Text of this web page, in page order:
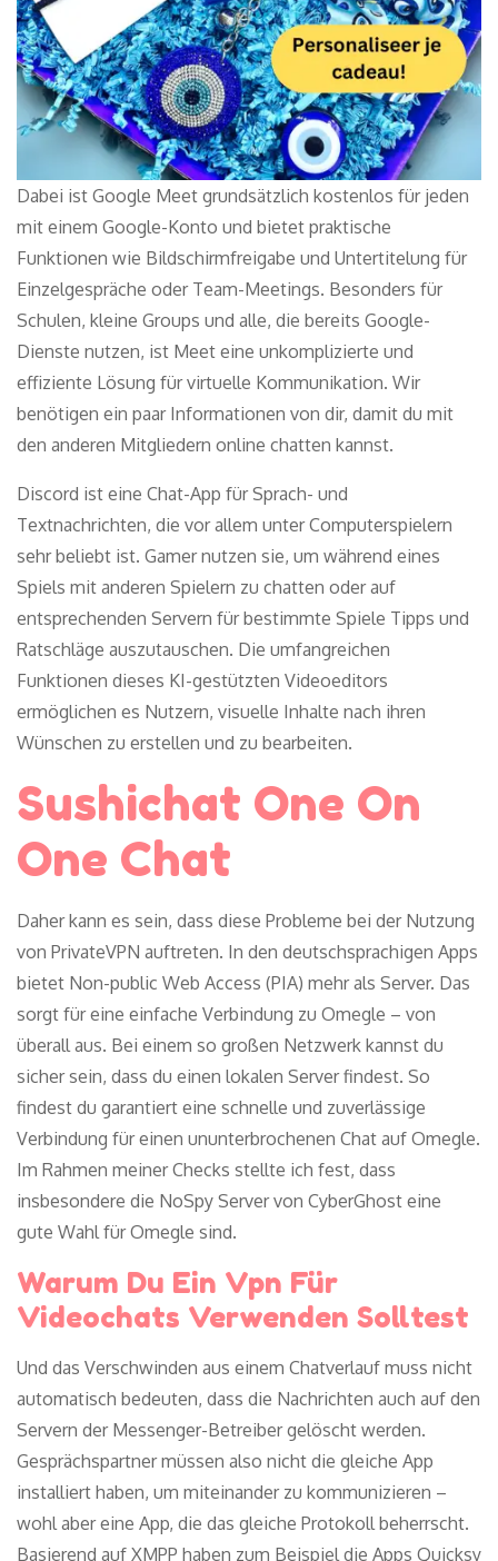
Dabei ist Google Meet grundsätzlich kostenlos für jeden
mit einem Google-Konto und bietet praktische
Funktionen wie Bildschirmfreigabe und Untertitelung für
Einzelgespräche oder Team-Meetings. Besonders für
Schulen, kleine Groups und alle, die bereits Google-
Dienste nutzen, ist Meet eine unkomplizierte und
effiziente Lösung für virtuelle Kommunikation. Wir
benötigen ein paar Informationen von dir, damit du mit
den anderen Mitgliedern online chatten kannst.
Discord ist eine Chat-App für Sprach- und
Textnachrichten, die vor allem unter Computerspielern
sehr beliebt ist. Gamer nutzen sie, um während eines
Spiels mit anderen Spielern zu chatten oder auf
entsprechenden Servern für bestimmte Spiele Tipps und
Ratschläge auszutauschen. Die umfangreichen
Funktionen dieses KI-gestützten Videoeditors
ermöglichen es Nutzern, visuelle Inhalte nach ihren
Wünschen zu erstellen und zu bearbeiten.
Sushichat One On
One Chat
Daher kann es sein, dass diese Probleme bei der Nutzung
von PrivateVPN auftreten. In den deutschsprachigen Apps
bietet Non-public Web Access (PIA) mehr als Server. Das
sorgt für eine einfache Verbindung zu Omegle – von
überall aus. Bei einem so großen Netzwerk kannst du
sicher sein, dass du einen lokalen Server findest. So
findest du garantiert eine schnelle und zuverlässige
Verbindung für einen ununterbrochenen Chat auf Omegle.
Im Rahmen meiner Checks stellte ich fest, dass
insbesondere die NoSpy Server von CyberGhost eine
gute Wahl für Omegle sind.
Warum Du Ein Vpn Für
Videochats Verwenden Solltest
Und das Verschwinden aus einem Chatverlauf muss nicht
automatisch bedeuten, dass die Nachrichten auch auf den
Servern der Messenger-Betreiber gelöscht werden.
Gesprächspartner müssen also nicht die gleiche App
installiert haben, um miteinander zu kommunizieren –
wohl aber eine App, die das gleiche Protokoll beherrscht.
Basierend auf XMPP haben zum Beispiel die Apps Quicksy